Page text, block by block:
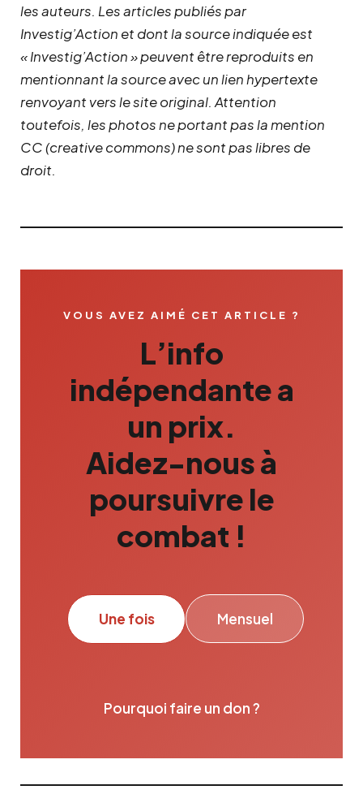
les auteurs. Les articles publiés par
Investig’Action et dont la source indiquée est
« Investig’Action » peuvent être reproduits en
mentionnant la source avec un lien hypertexte
renvoyant vers le site original. Attention
toutefois, les photos ne portant pas la mention
CC (creative commons) ne sont pas libres de
droit.
VOUS AVEZ AIMÉ CET ARTICLE ?
L’info
indépendante a
un prix.
Aidez-nous à
poursuivre le
combat !
Une fois Mensuel
Pourquoi faire un don ?